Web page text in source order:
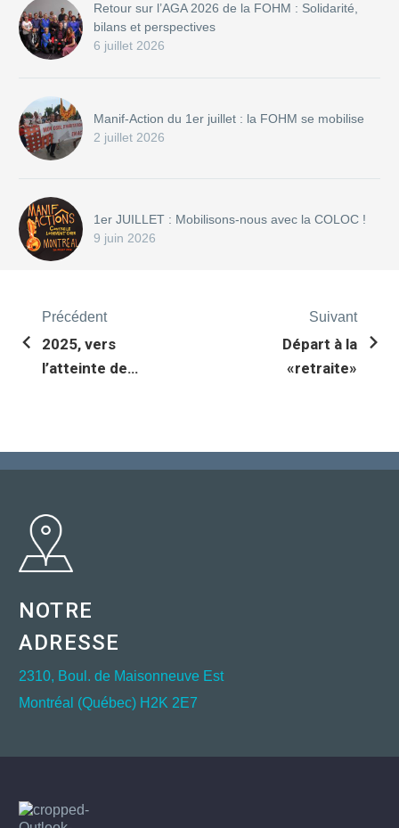
Retour sur l’AGA 2026 de la FOHM : Solidarité,
bilans et perspectives
6 juillet 2026
Manif-Action du 1er juillet : la FOHM se mobilise
2 juillet 2026
1er JUILLET : Mobilisons-nous avec la COLOC !
9 juin 2026
Précédent
2025, vers
l’atteinte de
Suivant
Départ à la
«retraite»
NOTRE
ADRESSE
2310, Boul. de Maisonneuve Est
Montréal (Québec) H2K 2E7